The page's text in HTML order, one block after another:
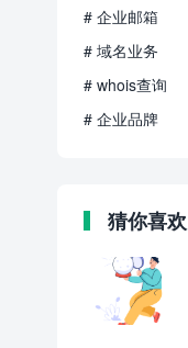
# 企业邮箱
# 域名业务
# whois查询
# 企业品牌
猜你喜欢